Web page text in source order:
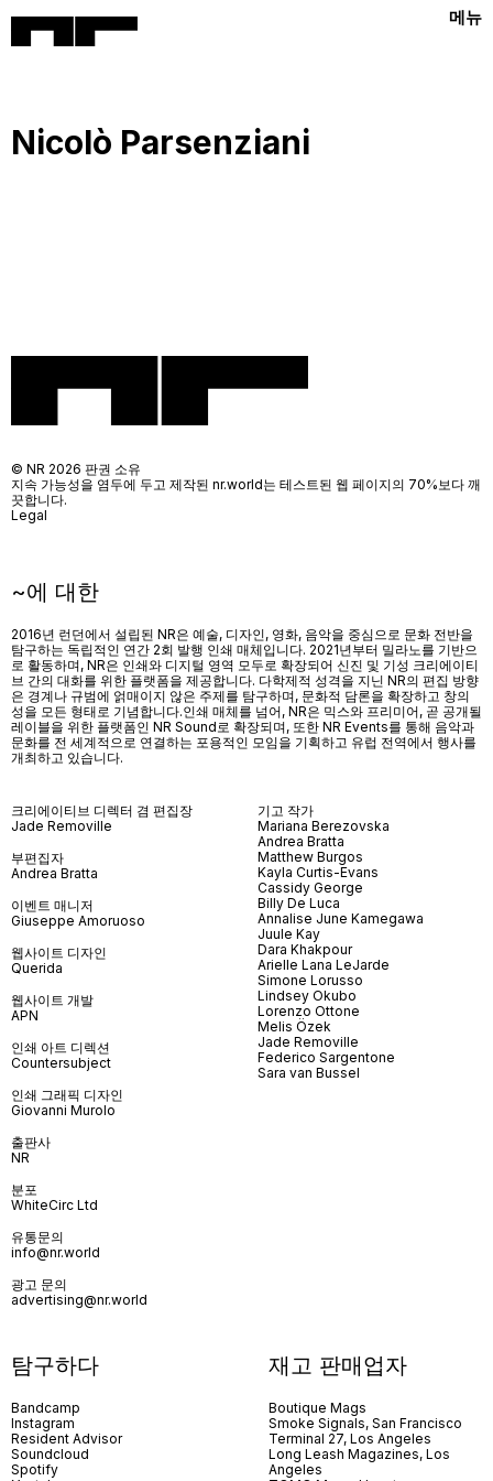
메뉴
Nicolò Parsenziani
~에 대한
2016년 런던에서 설립된 NR은 예술, 디자인, 영화, 음악을 중심으로 문화 전반을
탐구하는 독립적인 연간 2회 발행 인쇄 매체입니다. 2021년부터 밀라노를 기반으
로 활동하며, NR은 인쇄와 디지털 영역 모두로 확장되어 신진 및 기성 크리에이티
브 간의 대화를 위한 플랫폼을 제공합니다. 다학제적 성격을 지닌 NR의 편집 방향
은 경계나 규범에 얽매이지 않은 주제를 탐구하며, 문화적 담론을 확장하고 창의
성을 모든 형태로 기념합니다.인쇄 매체를 넘어, NR은 믹스와 프리미어, 곧 공개될
레이블을 위한 플랫폼인 NR Sound로 확장되며, 또한 NR Events를 통해 음악과
문화를 전 세계적으로 연결하는 포용적인 모임을 기획하고 유럽 전역에서 행사를
개최하고 있습니다.
크리에이티브 디렉터 겸 편집장
Jade Removille
부편집자
Andrea Bratta
이벤트 매니저
Giuseppe Amoruoso
웹사이트 디자인
Querida
웹사이트 개발
APN
인쇄 아트 디렉션
Countersubject
인쇄 그래픽 디자인
Giovanni Murolo
출판사
NR
분포
WhiteCirc Ltd
유통문의
info@nr.world
광고 문의
advertising@nr.world
기고 작가
Mariana Berezovska
Andrea Bratta
Matthew Burgos
Kayla Curtis-Evans
Cassidy George
Billy De Luca
Annalise June Kamegawa
Juule Kay
Dara Khakpour
Arielle Lana LeJarde
Simone Lorusso
Lindsey Okubo
Lorenzo Ottone
Melis Özek
Jade Removille
Federico Sargentone
Sara van Bussel
탐구하다
Bandcamp
Instagram
Resident Advisor
Soundcloud
Spotify
재고 판매업자
Boutique Mags
Smoke Signals, San Francisco
Terminal 27, Los Angeles
Long Leash Magazines, Los
Angeles
© NR 2026 판권 소유
지속 가능성을 염두에 두고 제작된 nr.world는 테스트된 웹 페이지의 70%보다 깨
끗합니다.
Legal